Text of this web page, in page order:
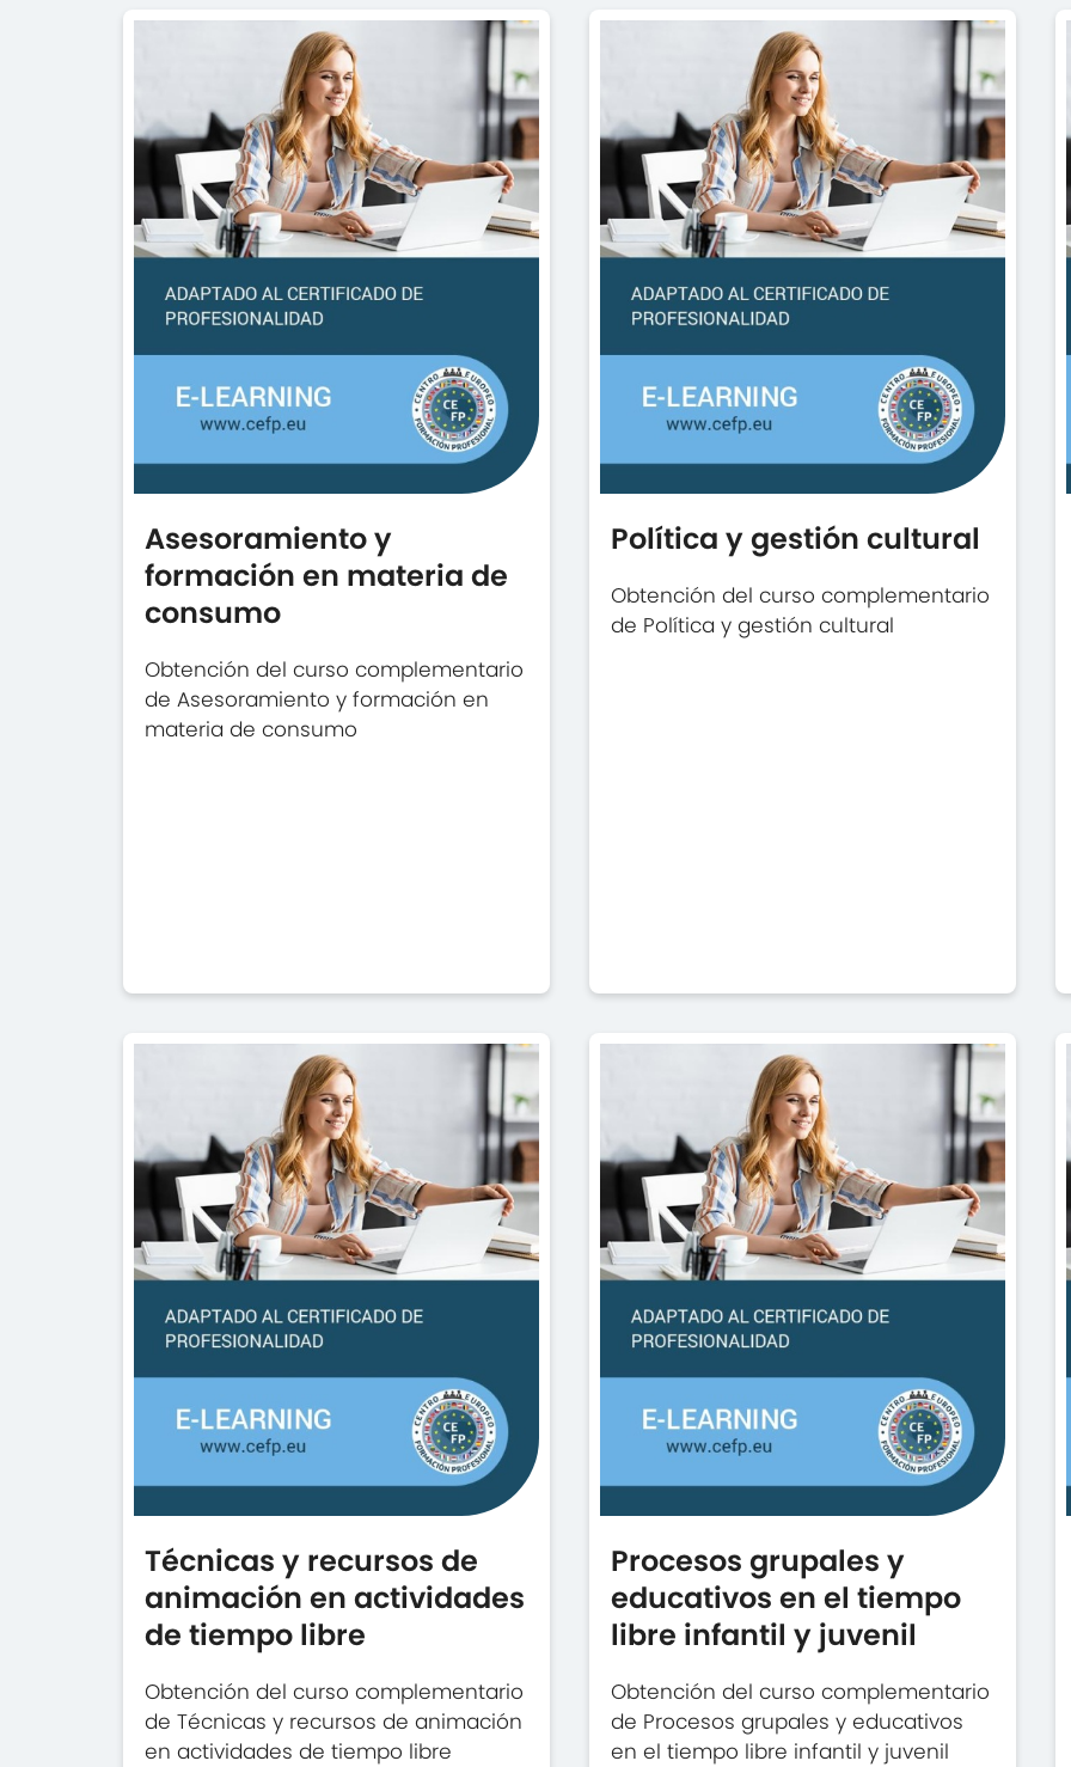
Asesoramiento y
formación en materia de
consumo
Obtención del curso complementario
de Asesoramiento y formación en
materia de consumo
Política y gestión cultural
Obtención del curso complementario
de Política y gestión cultural
Técnicas y recursos de
animación en actividades
de tiempo libre
Obtención del curso complementario
de Técnicas y recursos de animación
en actividades de tiempo libre
Procesos grupales y
educativos en el tiempo
libre infantil y juvenil
Obtención del curso complementario
de Procesos grupales y educativos
en el tiempo libre infantil y juvenil